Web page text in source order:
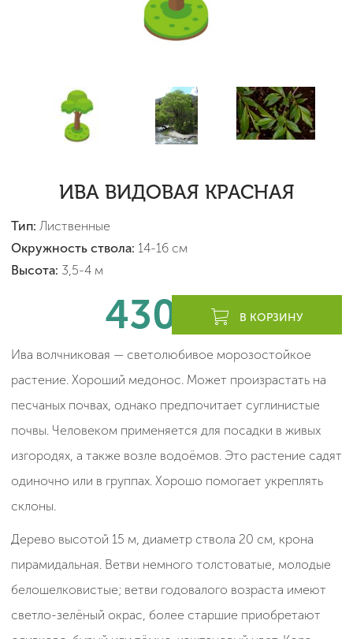
ИВА ВИДОВАЯ КРАСНАЯ
Тип: Лиственные
Окружность ствола: 14-16 см
Высота: 3,5-4 м
430 леевВ КОРЗИНУ
Ива волчниковая — светолюбивое морозостойкое
растение. Хороший медонос. Может произрастать на
песчаных почвах, однако предпочитает суглинистые
почвы. Человеком применяется для посадки в живых
изгородях, а также возле водоёмов. Это растение садят
одиночно или в группах. Хорошо помогает укреплять
склоны.
Дерево высотой 15 м, диаметр ствола 20 см, крона
пирамидальная. Ветви немного толстоватые, молодые
белошелковистые; ветви годовалого возраста имеют
светло-зелёный окрас, более старшие приобретают